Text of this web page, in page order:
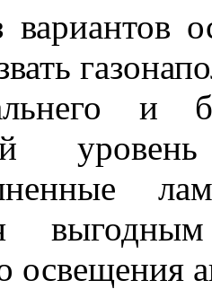
и
освещения